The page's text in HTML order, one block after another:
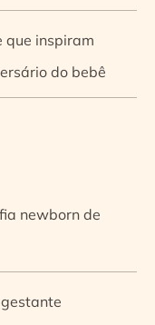
que inspiram
do bebê
newborn de